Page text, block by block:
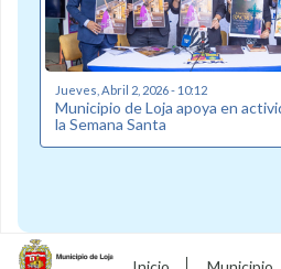
Jueves, Abril 2, 2026 - 10:12
Municipio de Loja apoya en
la Semana Santa